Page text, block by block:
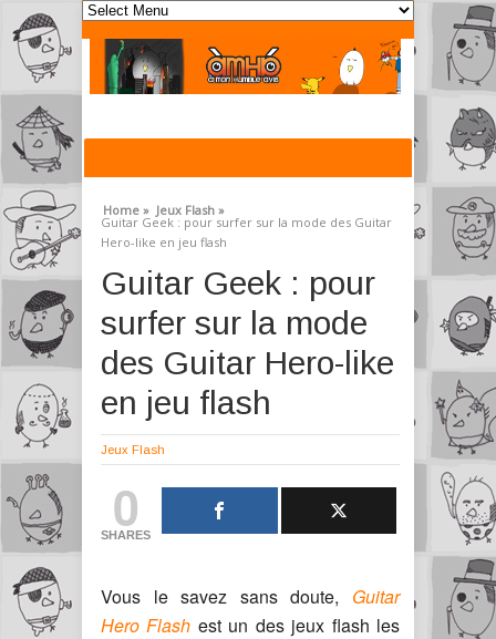
Home » Jeux Flash »
Guitar Geek : pour surfer sur la mode des Guitar
Hero-like en jeu flash
Guitar Geek : pour
surfer sur la mode
des Guitar Hero-like
en jeu flash
Jeux Flash
0
SHARES
Vous le savez sans doute, Guitar
Hero Flash est un des jeux flash les